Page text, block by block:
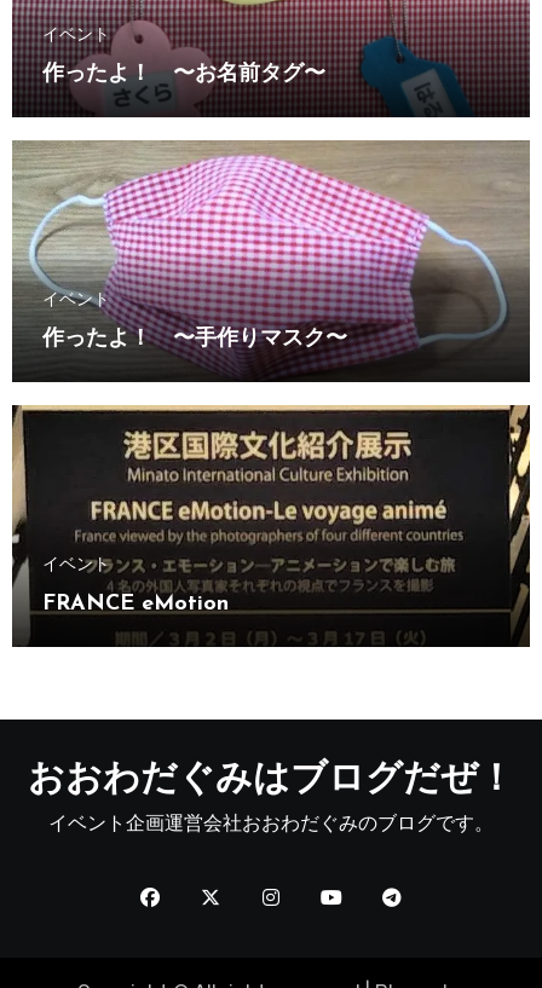
イベント
作ったよ！ 〜お名前タグ〜
イベント
作ったよ！ 〜手作りマスク〜
イベント
FRANCE eMotion
おおわだぐみはブログだぜ！
イベント企画運営会社おおわだぐみのブログです。